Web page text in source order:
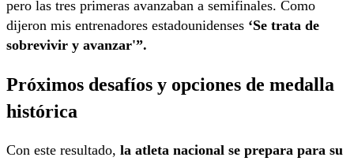
pero las tres primeras avanzaban a semifinales. Como
dijeron mis entrenadores estadounidenses ‘Se trata de
sobrevivir y avanzar'”.
Próximos desafíos y opciones de medalla
histórica
Con este resultado, la atleta nacional se prepara para su